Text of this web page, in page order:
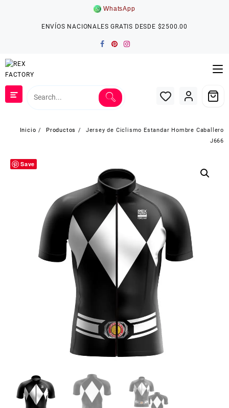
WhatsApp
ENVÍOS NACIONALES GRATIS DESDE $2500.00
Inicio Productos
Jersey de Ciclismo Estandar Hombre Caballero
J666
Save